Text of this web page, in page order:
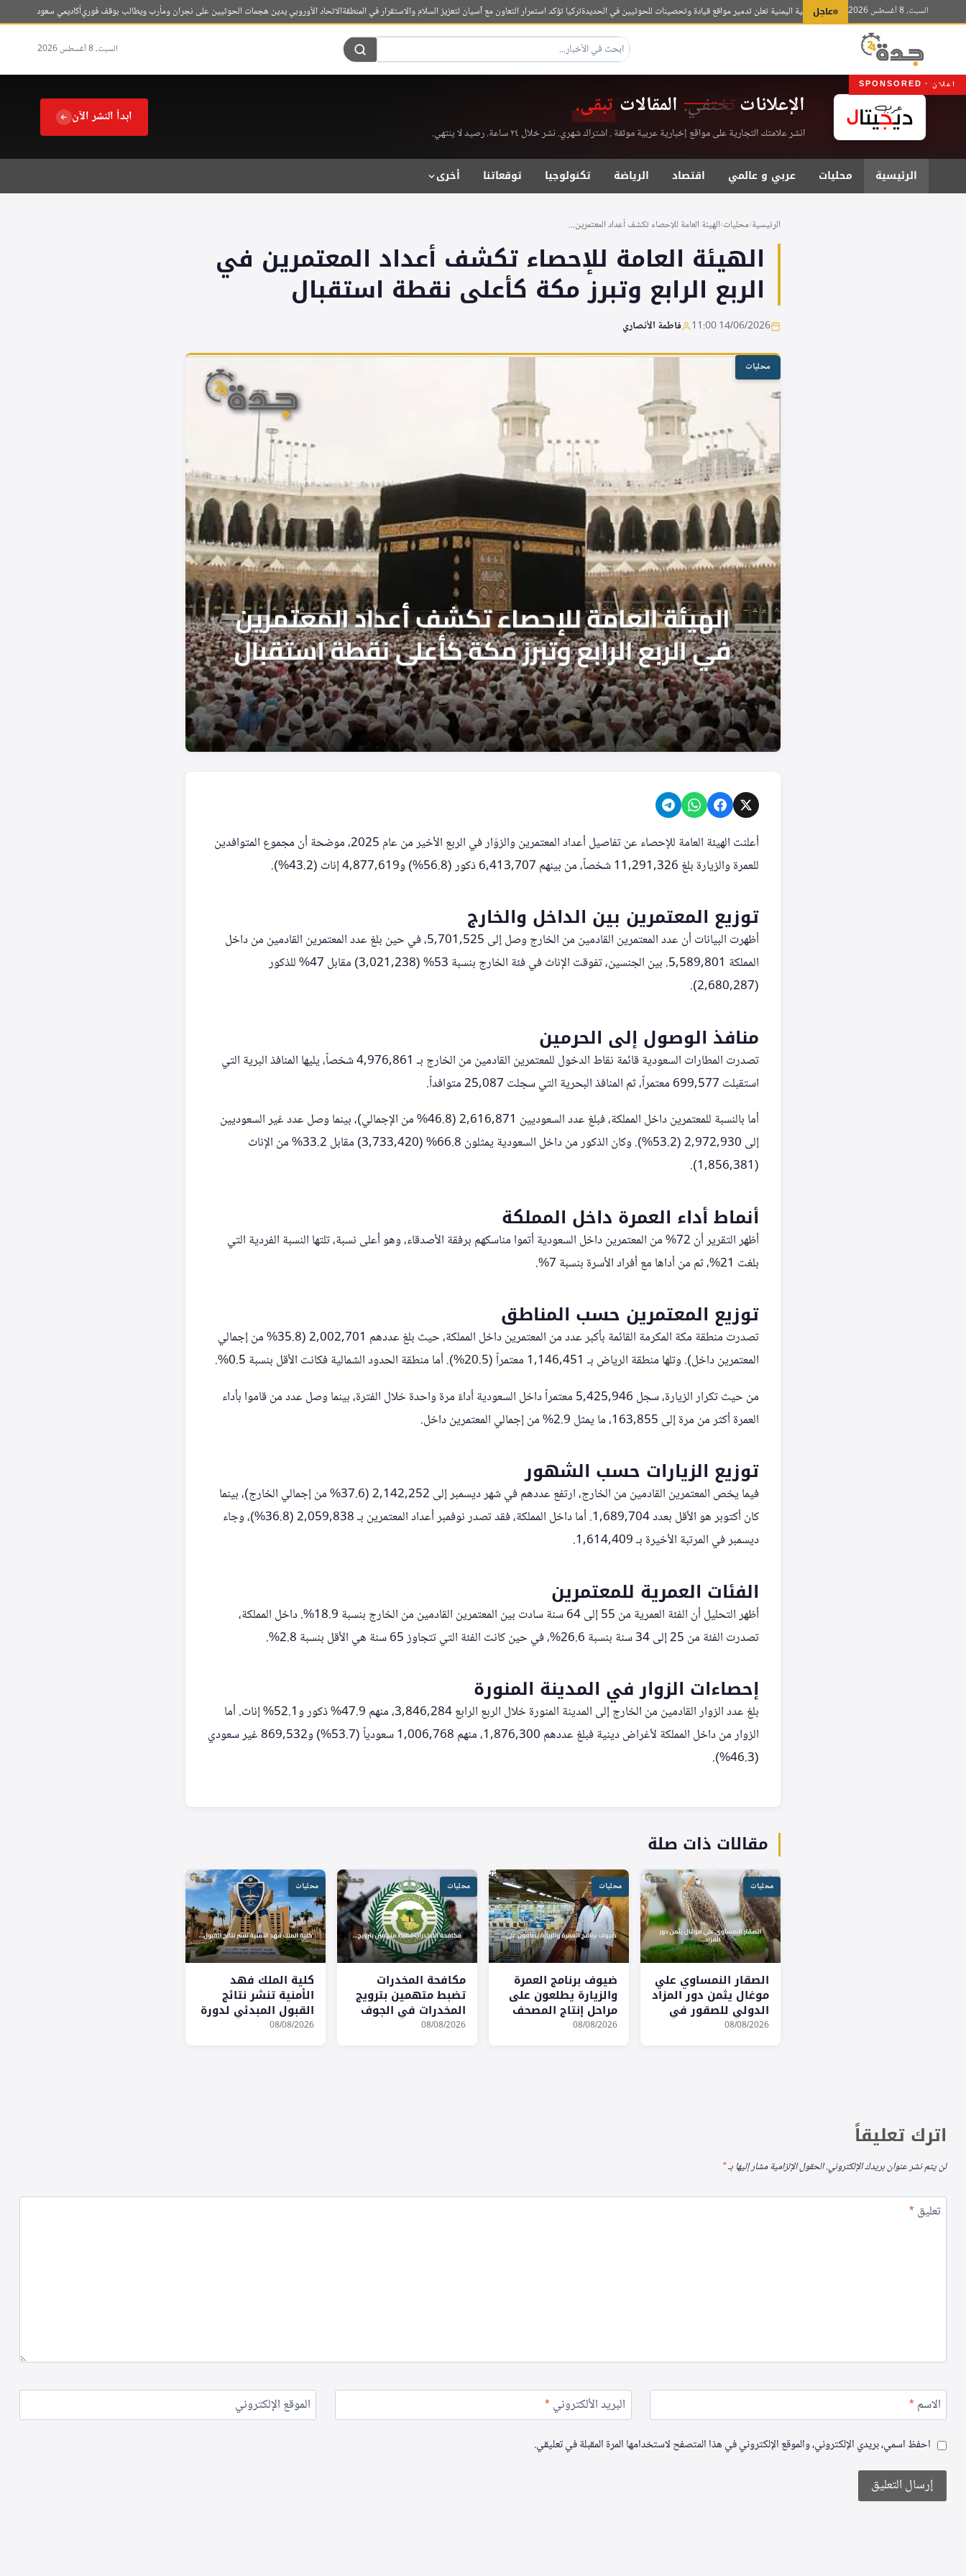
السبت، 8 أغسطس 2026 عاجل
المقاومة الوطنية اليمنية تعلن تدمير مواقع قيادة وتحصينات للحوثيين في الحديدةتركيا تؤكد استمرار التعاون مع آسيان لتعزيز السلام والاستقرار في المنطقةالاتحاد الأوروبي يدين هجمات الحوثيين على نجران ومأرب ويطالب بوقف فوريأكاديمي سعودي: اتفاقية مكة
السبت، 8 أغسطس 2026
اعلان · SPONSORED
الإعلانات تختفي. المقالات تبقى.
انشر علامتك التجارية على مواقع إخبارية عربية موثقة . اشتراك شهري. نشر خلال ٢٤ ساعة. رصيد لا ينتهي.
ابدأ النشر الآن
الرئيسية محليات عربي و عالمي اقتصاد الرياضة تكنولوجيا توقعاتنا أخرى
الرئيسية›محليات›الهيئة العامة للإحصاء تكشف أعداد المعتمرين...
الهيئة العامة للإحصاء تكشف أعداد المعتمرين في
الربع الرابع وتبرز مكة كأعلى نقطة استقبال
14/06/2026 11:00 فاطمة الأنصاري
محليات
أعلنت الهيئة العامة للإحصاء عن تفاصيل أعداد المعتمرين والزوّار في الربع الأخير من عام 2025، موضحة أن مجموع المتوافدين
للعمرة والزيارة بلغ 11,291,326 شخصاً، من بينهم 6,413,707 ذكور (56.8%) و4,877,619 إناث (43.2%).
توزيع المعتمرين بين الداخل والخارج
أظهرت البيانات أن عدد المعتمرين القادمين من الخارج وصل إلى 5,701,525، في حين بلغ عدد المعتمرين القادمين من داخل
المملكة 5,589,801. بين الجنسين، تفوقت الإناث في فئة الخارج بنسبة 53% (3,021,238) مقابل 47% للذكور
(2,680,287).
منافذ الوصول إلى الحرمين
تصدرت المطارات السعودية قائمة نقاط الدخول للمعتمرين القادمين من الخارج بـ 4,976,861 شخصاً، يليها المنافذ البرية التي
استقبلت 699,577 معتمراً، ثم المنافذ البحرية التي سجلت 25,087 متوافداً.
أما بالنسبة للمعتمرين داخل المملكة، فبلغ عدد السعوديين 2,616,871 (46.8% من الإجمالي)، بينما وصل عدد غير السعوديين
إلى 2,972,930 (53.2%). وكان الذكور من داخل السعودية يمثلون 66.8% (3,733,420) مقابل 33.2% من الإناث
(1,856,381).
أنماط أداء العمرة داخل المملكة
أظهر التقرير أن 72% من المعتمرين داخل السعودية أتموا مناسكهم برفقة الأصدقاء، وهو أعلى نسبة، تلتها النسبة الفردية التي
بلغت 21%، ثم من أداها مع أفراد الأسرة بنسبة 7%.
توزيع المعتمرين حسب المناطق
تصدرت منطقة مكة المكرمة القائمة بأكبر عدد من المعتمرين داخل المملكة، حيث بلغ عددهم 2,002,701 (35.8% من إجمالي
المعتمرين داخل). وتلها منطقة الرياض بـ 1,146,451 معتمراً (20.5%). أما منطقة الحدود الشمالية فكانت الأقل بنسبة 0.5%.
من حيث تكرار الزيارة، سجل 5,425,946 معتمراً داخل السعودية أداءً مرة واحدة خلال الفترة، بينما وصل عدد من قاموا بأداء
العمرة أكثر من مرة إلى 163,855، ما يمثل 2.9% من إجمالي المعتمرين داخل.
توزيع الزيارات حسب الشهور
فيما يخص المعتمرين القادمين من الخارج، ارتفع عددهم في شهر ديسمبر إلى 2,142,252 (37.6% من إجمالي الخارج)، بينما
كان أكتوبر هو الأقل بعدد 1,689,704. أما داخل المملكة، فقد تصدر نوفمبر أعداد المعتمرين بـ 2,059,838 (36.8%)، وجاء
ديسمبر في المرتبة الأخيرة بـ 1,614,409.
الفئات العمرية للمعتمرين
أظهر التحليل أن الفئة العمرية من 55 إلى 64 سنة سادت بين المعتمرين القادمين من الخارج بنسبة 18.9%. داخل المملكة،
تصدرت الفئة من 25 إلى 34 سنة بنسبة 26.6%، في حين كانت الفئة التي تتجاوز 65 سنة هي الأقل بنسبة 2.8%.
إحصاءات الزوار في المدينة المنورة
بلغ عدد الزوار القادمين من الخارج إلى المدينة المنورة خلال الربع الرابع 3,846,284، منهم 47.9% ذكور و52.1% إناث. أما
الزوار من داخل المملكة لأغراض دينية فبلغ عددهم 1,876,300، منهم 1,006,768 سعودياً (53.7%) و869,532 غير سعودي
(46.3%).
مقالات ذات صلة
محليات
الصقار النمساوي علي
موغال يثمن دور المزاد
الدولي للصقور في
بناء ثقة المزارع
08/08/2026
محليات
ضيوف برنامج العمرة
والزيارة يطلعون على
مراحل إنتاج المصحف
الشريف في مجمع
08/08/2026
محليات
مكافحة المخدرات
تضبط متهمين بترويج
المخدرات في الجوف
وجازان وجدة
08/08/2026
محليات
كلية الملك فهد
الأمنية تنشر نتائج
القبول المبدئي لدورة
بكالوريوس العلوم
08/08/2026
اترك تعليقاً
لن يتم نشر عنوان بريدك الإلكتروني.الحقول الإلزامية مشار إليها بـ*
تعليق*
الاسم* البريد الألكتروني* الموقع الإلكتروني
احفظ اسمي، بريدي الإلكتروني، والموقع الإلكتروني في هذا المتصفح لاستخدامها المرة المقبلة في تعليقي.